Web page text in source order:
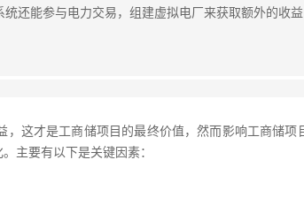
还能参与电力交易，组建虚拟电厂来获取额外的收
这才是工商储项目的最终价值，然而影响工商储项
主要有以下是关键因素：